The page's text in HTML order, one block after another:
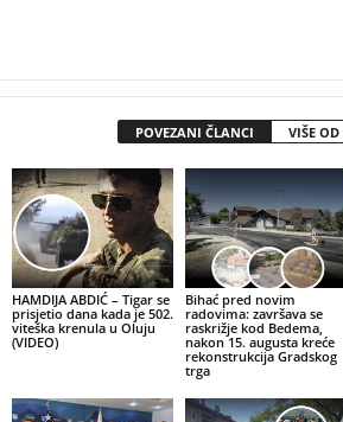
POVEZANI ČLANCI VIŠE
HAMDIJA ABDIĆ – Tigar se
prisjetio dana kada je 502.
viteška krenula u Oluju
(VIDEO)
Bihać pred novim
radovima: završava se
raskrižje kod Bedema,
nakon 15. augusta kreće
rekonstrukcija Gradskog
trga